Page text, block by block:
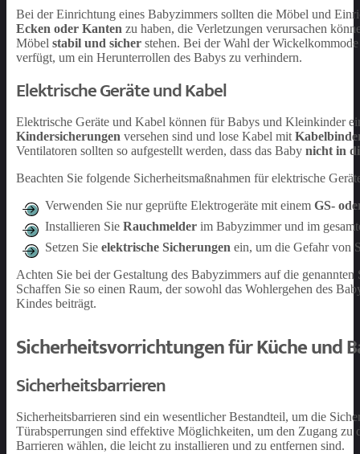
Bei der Einrichtung eines Babyzimmers sollten die Möbel und
Ecken oder Kanten zu haben, die Verletzungen verursachen
Möbel stabil und sicher stehen. Bei der Wahl der
verfügt, um ein Herunterrollen des Babys zu verhindern.
Elektrische Geräte und Kabel
Elektrische Geräte und Kabel können für Babys und Kleinkinder
Kindersicherungen versehen sind und lose Kabel mit
Ventilatoren sollten so aufgestellt werden, dass das Baby nicht in
Beachten Sie folgende Sicherheitsmaßnahmen für elektrische
Verwenden Sie nur geprüfte Elektrogeräte mit einem GS-
Installieren Sie Rauchmelder im Babyzimmer und im
Setzen Sie elektrische Sicherungen ein, um die Gefahr von
Achten Sie bei der Gestaltung des Babyzimmers auf die
Schaffen Sie so einen Raum, der sowohl das Wohlergehen des
Kindes beiträgt.
Sicherheitsvorrichtungen für Küche und
Sicherheitsbarrieren
Sicherheitsbarrieren sind ein wesentlicher Bestandteil, um die
Türabsperrungen sind effektive Möglichkeiten, um den Zugang zu
Barrieren wählen, die leicht zu installieren und zu entfernen sind.